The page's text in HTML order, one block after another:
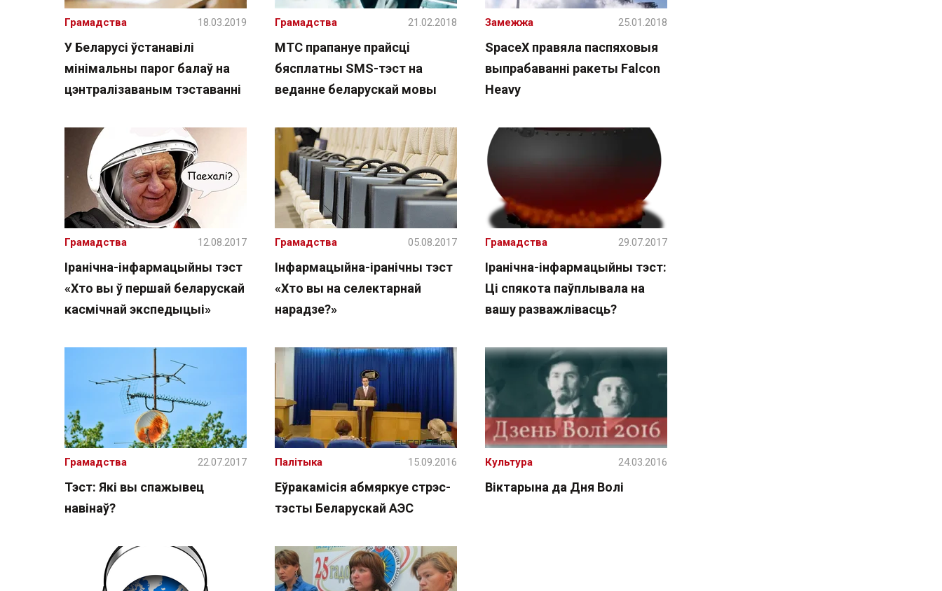
У Беларусі ўстанавілі
мінімальны парог балаў на
цэнтралізаваным тэставанні
Грамадства 18.03.2019
МТС прапануе прайсцi
бясплатны SMS-тэст на
веданне беларускай мовы
Грамадства 21.02.2018
SpaceX правяла паспяховыя
выпрабаванні ракеты Falcon
Heavy
Замежжа 25.01.2018
Іранічна-інфармацыйны тэст
«Хто вы ў першай беларускай
касмічнай экспедыцыі»
Грамадства 12.08.2017
Інфармацыйна-іранічны тэст
«Хто вы на селектарнай
нарадзе?»
Грамадства 05.08.2017
Іранічна-інфармацыйны тэст:
Ці спякота паўплывала на
вашу разважлівасць?
Грамадства 29.07.2017
Тэст: Які вы спажывец
навінаў?
Грамадства 22.07.2017
Еўракамісія абмяркуе стрэс-
тэсты Беларускай АЭС
Палітыка 15.09.2016
Віктарына да Дня Волі
Культура 24.03.2016